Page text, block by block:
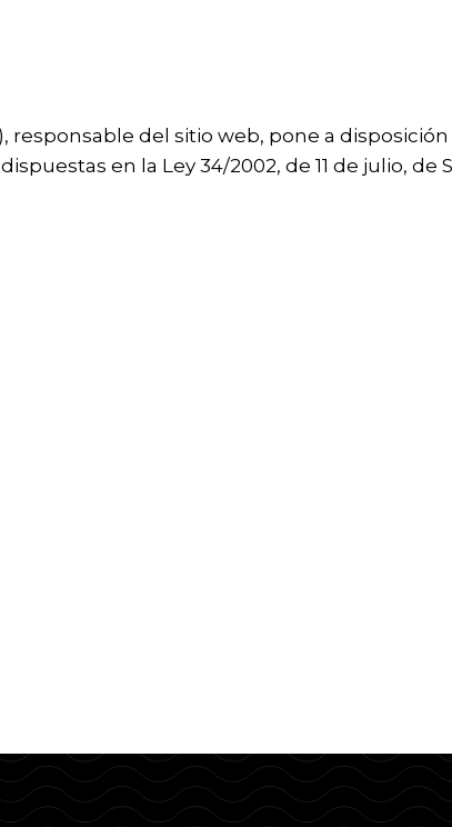
del sitio web, pone a
en la Ley 34/2002, de 11 de julio, de